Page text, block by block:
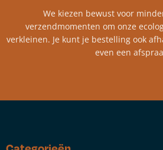
We kiezen bewust voor
verzendmomenten om onze
verkleinen. Je kunt je bestelling ook
even een